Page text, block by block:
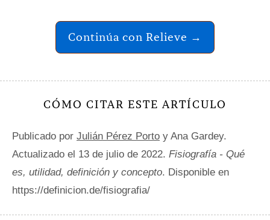
Continúa con Relieve →
CÓMO CITAR ESTE ARTÍCULO
Publicado por Julián Pérez Porto y Ana Gardey.
Actualizado el 13 de julio de 2022. Fisiografía - Qué
es, utilidad, definición y concepto. Disponible en
https://definicion.de/fisiografia/